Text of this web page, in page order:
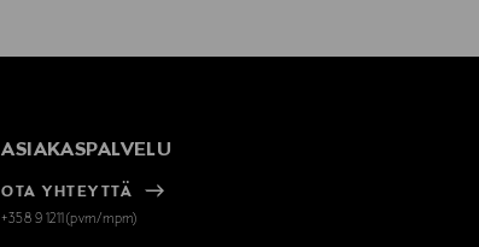
ASIAKASPALVELU
OTA YHTEYTTÄ
+358 9 1211(pvm/mpm)